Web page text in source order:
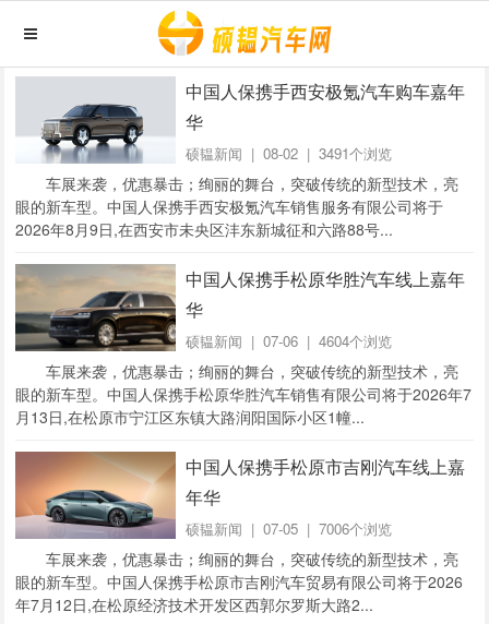
中国人保携手西安极氪汽车购车嘉年
华
硕韫新闻 | 08-02 | 3491个浏览
车展来袭，优惠暴击；绚丽的舞台，突破传统的新型技术，亮
眼的新车型。中国人保携手西安极氪汽车销售服务有限公司将于
2026年8月9日,在西安市未央区沣东新城征和六路88号...
中国人保携手松原华胜汽车线上嘉年
华
硕韫新闻 | 07-06 | 4604个浏览
车展来袭，优惠暴击；绚丽的舞台，突破传统的新型技术，亮
眼的新车型。中国人保携手松原华胜汽车销售有限公司将于2026年7
月13日,在松原市宁江区东镇大路润阳国际小区1幢...
中国人保携手松原市吉刚汽车线上嘉
年华
硕韫新闻 | 07-05 | 7006个浏览
车展来袭，优惠暴击；绚丽的舞台，突破传统的新型技术，亮
眼的新车型。中国人保携手松原市吉刚汽车贸易有限公司将于2026
年7月12日,在松原经济技术开发区西郭尔罗斯大路2...